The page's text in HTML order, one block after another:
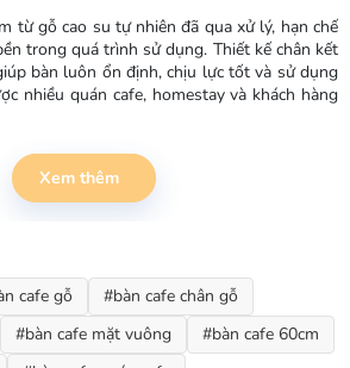
từ gỗ cao su tự nhiên đã qua xử lý, hạn chế
trong quá trình sử dụng. Thiết kế chân kết
bàn luôn ổn định, chịu lực tốt và sử dụng
nhiều quán cafe, homestay và khách hàng
dạng tròn hoặc vuông kích thước 60cm, phù
sử dụng. Với kích thước vừa phải, mẫu bàn
nhiều không gian như:
Xem thêm
cafe gỗ
#bàn cafe chân gỗ
#bàn cafe mặt vuông
#bàn cafe 60cm